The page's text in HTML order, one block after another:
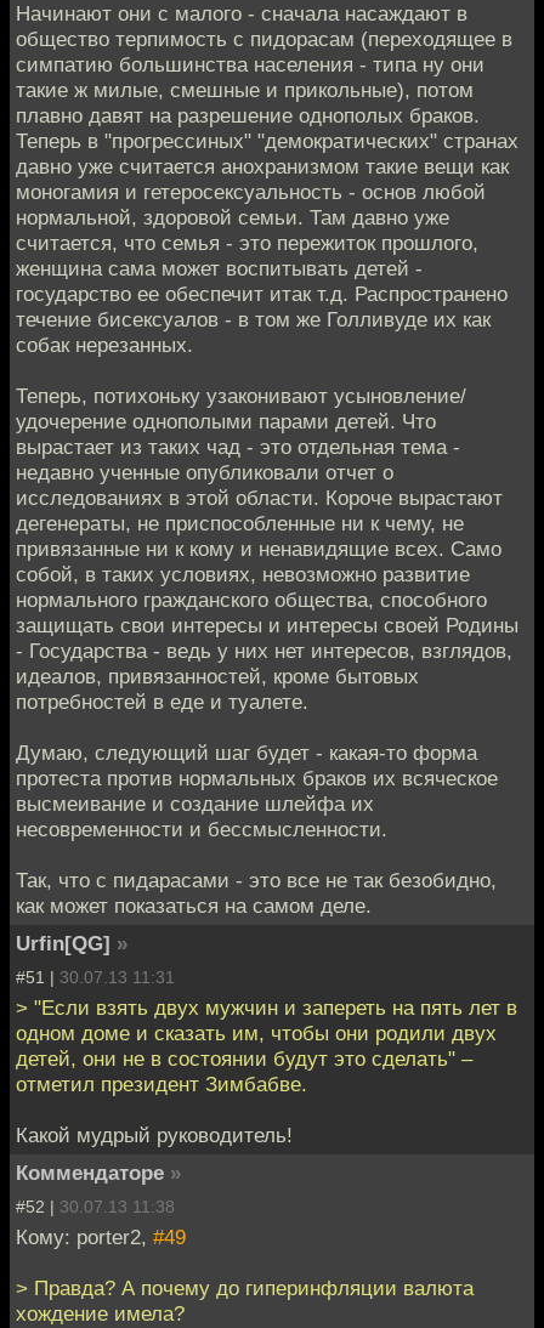
Начинают они с малого - сначала насаждают в
общество терпимость с пидорасам (переходящее в
симпатию большинства населения - типа ну они
такие ж милые, смешные и прикольные), потом
плавно давят на разрешение однополых браков.
Теперь в "прогрессиных" "демократических" странах
давно уже считается анохранизмом такие вещи как
моногамия и гетеросексуальность - основ любой
нормальной, здоровой семьи. Там давно уже
считается, что семья - это пережиток прошлого,
женщина сама может воспитывать детей -
государство ее обеспечит итак т.д. Распространено
течение бисексуалов - в том же Голливуде их как
собак нерезанных.
Теперь, потихоньку узаконивают усыновление/
удочерение однополыми парами детей. Что
вырастает из таких чад - это отдельная тема -
недавно ученные опубликовали отчет о
исследованиях в этой области. Короче вырастают
дегенераты, не приспособленные ни к чему, не
привязанные ни к кому и ненавидящие всех. Само
собой, в таких условиях, невозможно развитие
нормального гражданского общества, способного
защищать свои интересы и интересы своей Родины
- Государства - ведь у них нет интересов, взглядов,
идеалов, привязанностей, кроме бытовых
потребностей в еде и туалете.
Думаю, следующий шаг будет - какая-то форма
протеста против нормальных браков их всяческое
высмеивание и создание шлейфа их
несовременности и бессмысленности.
Так, что с пидарасами - это все не так безобидно,
как может показаться на самом деле.
Urfin[QG] »
#51 | 30.07.13 11:31
> "Если взять двух мужчин и запереть на пять лет в
одном доме и сказать им, чтобы они родили двух
детей, они не в состоянии будут это сделать" –
отметил президент Зимбабве.
Какой мудрый руководитель!
Коммендаторе »
#52 | 30.07.13 11:38
Кому: porter2, #49
> Правда? А почему до гиперинфляции валюта
хождение имела?